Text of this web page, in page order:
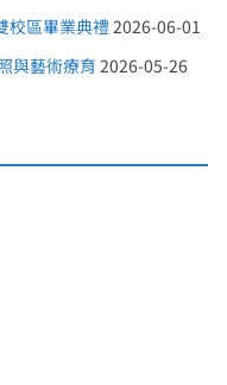
校區畢業典禮 2026-06-01
與藝術療育 2026-05-26